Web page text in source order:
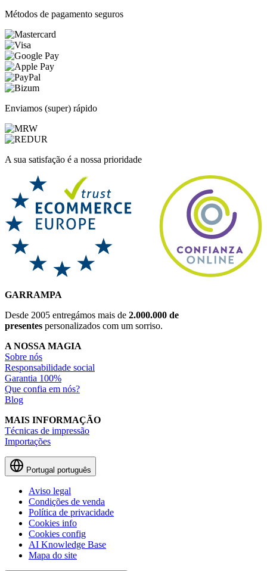
Métodos de pagamento seguros
Enviamos (super) rápido
A sua satisfação é a nossa prioridade
GARRAMPA
Desde 2005 entregámos mais de 2.000.000 de
presentes personalizados com um sorriso.
A NOSSA MAGIA
Sobre nós
Responsabilidade social
Garantia 100%
Que confia em nós?
Blog
MAIS INFORMAÇÃO
Técnicas de impressão
Importações
Portugal português
Aviso legal
Condições de venda
Política de privacidade
Cookies info
Cookies config
AI Knowledge Base
Mapa do site